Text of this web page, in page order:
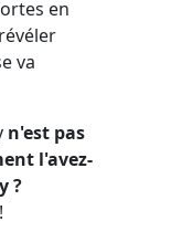
en
va
n'est pas
l'avez-
?